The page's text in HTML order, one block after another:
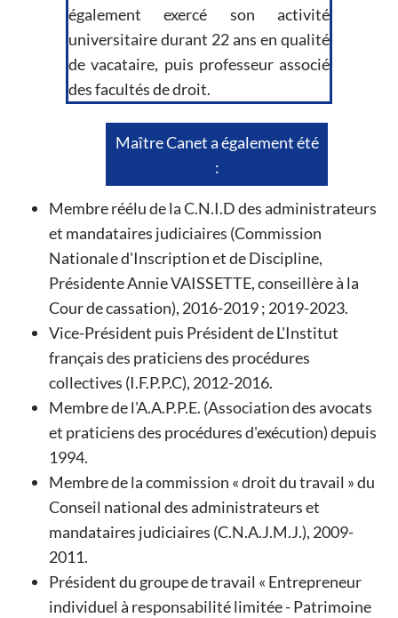
également exercé son activité
universitaire durant 22 ans en qualité
de vacataire, puis professeur associé
des facultés de droit.
Maître Canet a également été
:
Membre réélu de la C.N.I.D des administrateurs
et mandataires judiciaires (Commission
Nationale d'Inscription et de Discipline,
Présidente Annie VAISSETTE, conseillère à la
Cour de cassation), 2016-2019 ; 2019-2023.
Vice-Président puis Président de L'Institut
français des praticiens des procédures
collectives (I.F.P.P.C), 2012-2016.
Membre de l'A.A.P.P.E. (Association des avocats
et praticiens des procédures d'exécution) depuis
1994.
Membre de la commission « droit du travail » du
Conseil national des administrateurs et
mandataires judiciaires (C.N.A.J.M.J.), 2009-
2011.
Président du groupe de travail « Entrepreneur
individuel à responsabilité limitée - Patrimoine